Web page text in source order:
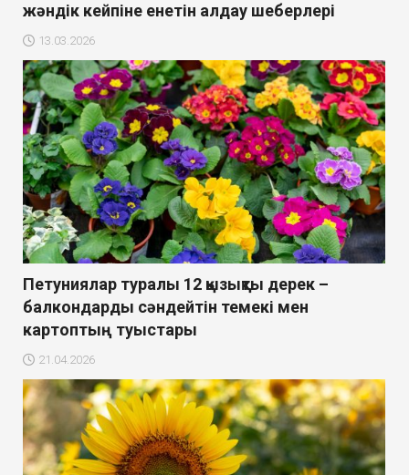
жәндік кейпіне енетін алдау шеберлері
13.03.2026
Петуниялар туралы 12 қызықты дерек –
балкондарды сәндейтін темекі мен
картоптың туыстары
21.04.2026